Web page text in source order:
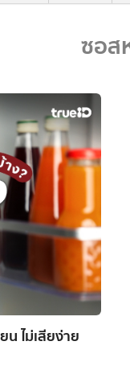
ซอส
น ไม่เสียง่าย